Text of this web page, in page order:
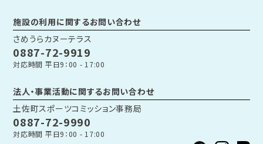
施設の利用に関するお問い合わせ
さめうらカヌーテラス
0887-72-9919
対応時間 平日9：00 - 17:00
法人・事業活動に関するお問い合わせ
土佐町スポーツコミッション事務局
0887-72-9990
対応時間 平日9：00 - 17:00